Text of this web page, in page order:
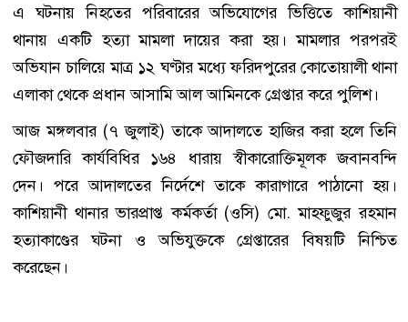
এ ঘটনায় নিহতের পরিবারের অভিযোগের ভিত্তিতে কাশিয়ানী
থানায় একটি হত্যা মামলা দায়ের করা হয়। মামলার পরপরই
অভিযান চালিয়ে মাত্র ১২ ঘণ্টার মধ্যে ফরিদপুরের কোতোয়ালী থানা
এলাকা থেকে প্রধান আসামি আল আমিনকে গ্রেপ্তার করে পুলিশ।
আজ মঙ্গলবার (৭ জুলাই) তাকে আদালতে হাজির করা হলে তিনি
ফৌজদারি কার্যবিধির ১৬৪ ধারায় স্বীকারোক্তিমূলক জবানবন্দি
দেন। পরে আদালতের নির্দেশে তাকে কারাগারে পাঠানো হয়।
কাশিয়ানী থানার ভারপ্রাপ্ত কর্মকর্তা (ওসি) মো. মাহফুজুর রহমান
হত্যাকাণ্ডের ঘটনা ও অভিযুক্তকে গ্রেপ্তারের বিষয়টি নিশ্চিত
করেছেন।